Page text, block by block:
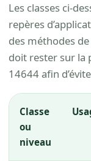
Les classes ci-
repères
des méthodes
doit rester sur la
14644 afin
Classe
ou
niveau